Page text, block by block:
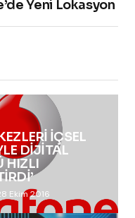
Yeni Lokasyon
İÇSEL
DİJİTAL
HIZLI
Ekim 2016